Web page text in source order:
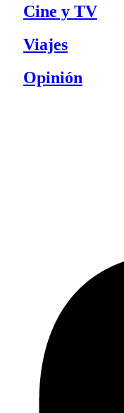
Cine y TV
Viajes
Opinión